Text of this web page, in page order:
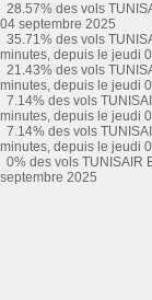
28.57% des vols
04 septembre 2025
35.71% des vols
minutes, depuis le jeudi
21.43% des vols
minutes, depuis le jeudi
7.14% des vols
minutes, depuis le jeudi
7.14% des vols
minutes, depuis le jeudi
0% des vols TUNISAIR
septembre 2025